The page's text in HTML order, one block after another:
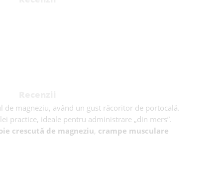
magneziu, având un gust răcoritor de portocală.
practice, ideale pentru administrare „din mers”.
crescută de magneziu, crampe musculare